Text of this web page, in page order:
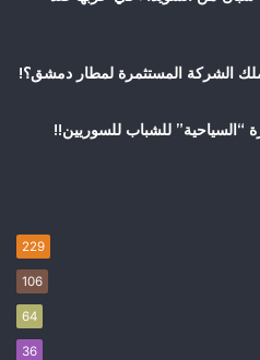
الشركة المستثمرة لمطار دمشق؟!
“السياحية” للشباب للسوريين!!
229
106
64
36